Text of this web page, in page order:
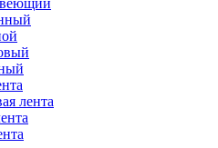
лента